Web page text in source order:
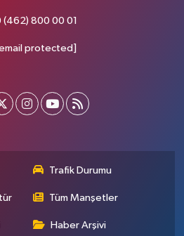
(462) 800 00 01
protected]
Trafik Durumu
Tüm Manşetler
Haber Arşivi